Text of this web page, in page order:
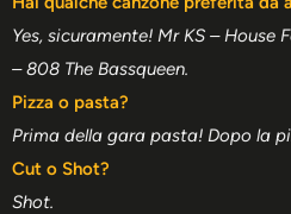
Yes, sicuramente! Mr KS – House
– 808 The Bassqueen.
Pizza o pasta?
Prima della gara pasta! Dopo la
Cut o Shot?
Shot.